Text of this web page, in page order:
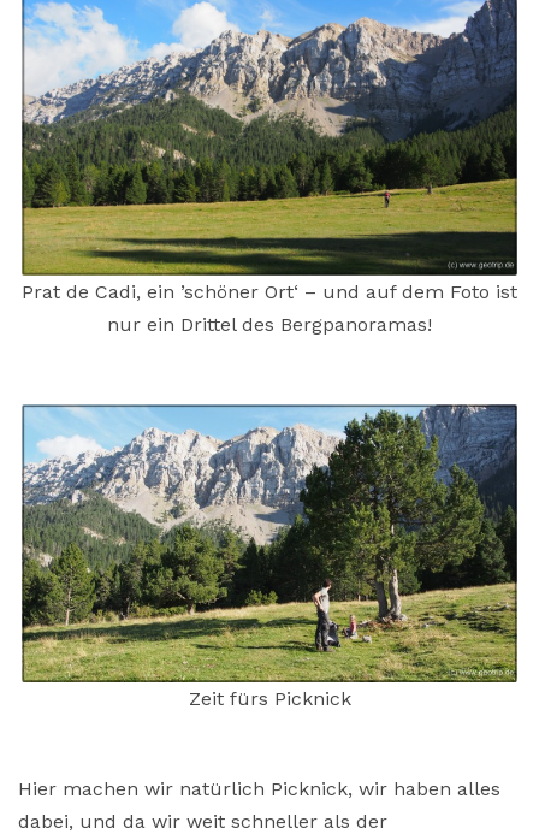
Prat de Cadi, ein ’schöner Ort‘ – und auf dem Foto ist
nur ein Drittel des Bergpanoramas!
Zeit fürs Picknick
Hier machen wir natürlich Picknick, wir haben alles
dabei, und da wir weit schneller als der